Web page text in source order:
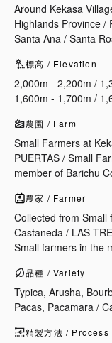
Around Kekasa
Highlands Province /
Santa Ana / Santa
標高 / Elevation
2,000m - 2,200m /
1,600m - 1,700m /
農園 / Farm
Small Farmers at
PUERTAS / Small
member of Barichu
農家 / Farmer
Collected from Small
Castaneda / LAS
Small farmers in the
品種 / Variety
Typica, Arusha,
Pacas, Pacamara /
精製方法 / Process